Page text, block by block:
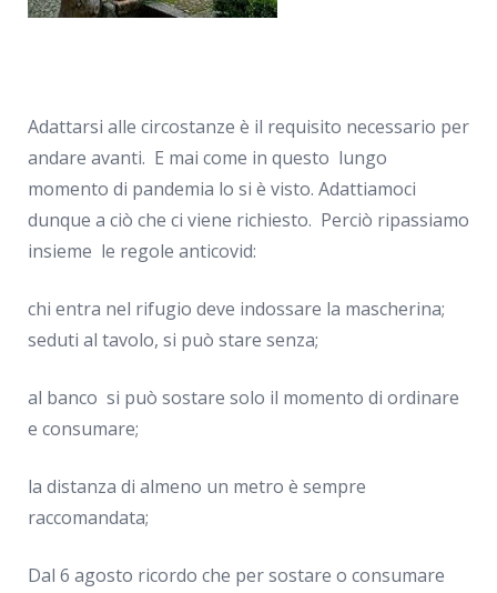
Adattarsi alle circostanze è il requisito necessario per
andare avanti. E mai come in questo lungo
momento di pandemia lo si è visto. Adattiamoci
dunque a ciò che ci viene richiesto. Perciò ripassiamo
insieme le regole anticovid:
chi entra nel rifugio deve indossare la mascherina;
seduti al tavolo, si può stare senza;
al banco si può sostare solo il momento di ordinare
e consumare;
la distanza di almeno un metro è sempre
raccomandata;
Dal 6 agosto ricordo che per sostare o consumare